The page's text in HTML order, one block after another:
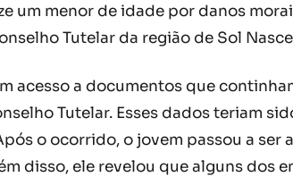
um menor de idade por danos
Tutelar da região de Sol
acesso a documentos que
Tutelar. Esses dados teriam
o ocorrido, o jovem passou a ser
disso, ele revelou que alguns dos